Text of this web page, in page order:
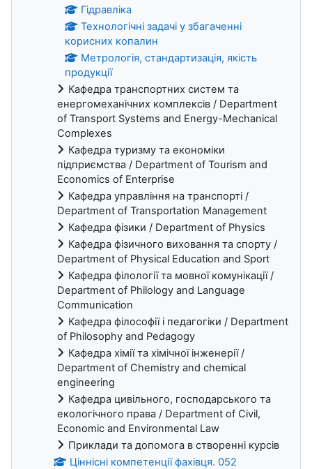
Гідравліка
Технологічні задачі у збагаченні
корисних копалин
Метрологія, стандартизація, якість
продукції
Кафедра транспортних систем та
енергомеханічних комплексів / Department
of Transport Systems and Energy-Mechanical
Complexes
Кафедра туризму та економіки
підприємства / Department of Tourism and
Economics of Enterprise
Кафедра управління на транспорті /
Department of Transportation Management
Кафедра фізики / Department of Physics
Кафедра фізичного виховання та спорту /
Department of Physical Education and Sport
Кафедра філології та мовної комунікації /
Department of Philology and Language
Communication
Кафедра філософії і педагогіки / Department
of Philosophy and Pedagogy
Кафедра хімії та хімічної інженерії /
Department of Chemistry and chemical
engineering
Кафедра цивільного, господарського та
екологічного права / Department of Civil,
Economic and Environmental Law
Приклади та допомога в створенні курсів
Ціннісні компетенції фахівця. 052